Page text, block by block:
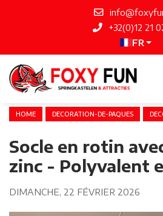
+32(0)12 21
FR
HOME DECORATION-DE-PAQUES
Socle en rotin
zinc - Polyvalent
DIMANCHE, 22 FÉVRIER 2026